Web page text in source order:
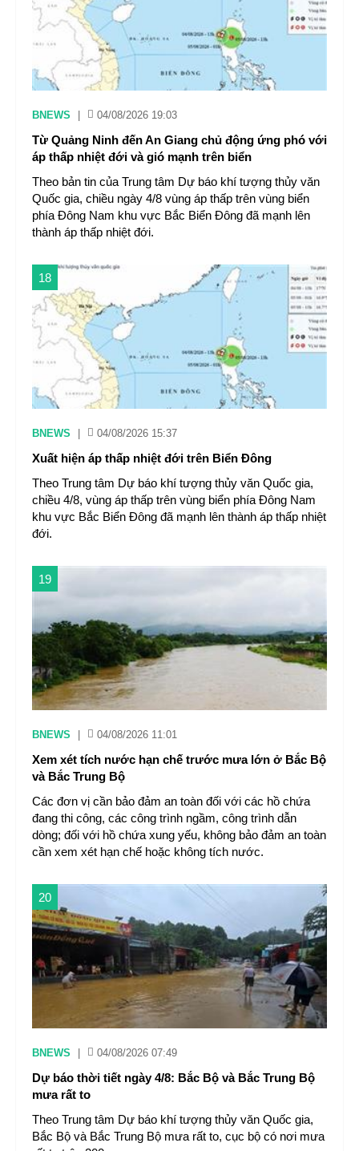
BNEWS 04/08/2026 19:03
Từ Quảng Ninh đến An Giang chủ động ứng phó với
áp thấp nhiệt đới và gió mạnh trên biển
Theo bản tin của Trung tâm Dự báo khí tượng thủy văn
Quốc gia, chiều ngày 4/8 vùng áp thấp trên vùng biển
phía Đông Nam khu vực Bắc Biển Đông đã mạnh lên
thành áp thấp nhiệt đới.
18
BNEWS 04/08/2026 15:37
Xuất hiện áp thấp nhiệt đới trên Biển Đông
Theo Trung tâm Dự báo khí tượng thủy văn Quốc gia,
chiều 4/8, vùng áp thấp trên vùng biển phía Đông Nam
khu vực Bắc Biển Đông đã mạnh lên thành áp thấp nhiệt
đới.
19
BNEWS 04/08/2026 11:01
Xem xét tích nước hạn chế trước mưa lớn ở Bắc Bộ
và Bắc Trung Bộ
Các đơn vị cần bảo đảm an toàn đối với các hồ chứa
đang thi công, các công trình ngầm, công trình dẫn
dòng; đối với hồ chứa xung yếu, không bảo đảm an toàn
cần xem xét hạn chế hoặc không tích nước.
20
BNEWS 04/08/2026 07:49
Dự báo thời tiết ngày 4/8: Bắc Bộ và Bắc Trung Bộ
mưa rất to
Theo Trung tâm Dự báo khí tượng thủy văn Quốc gia,
Bắc Bộ và Bắc Trung Bộ mưa rất to, cục bộ có nơi mưa